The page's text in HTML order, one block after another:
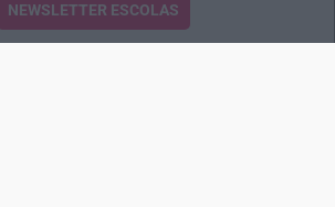
NEWSLETTER ESCOLAS